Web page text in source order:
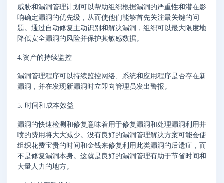
威胁和漏洞管理计划可以帮助组织根据漏洞的严重性和潜在影
响确定漏洞的优先级，从而使他们能够首先关注最关键的问
题。通过自动修复主动识别和解决漏洞，组织可以最大限度地
降低安全漏洞的风险并保护其敏感数据。
4.资产的持续监控
漏洞管理程序可以持续监控网络、系统和应用程序是否存在新
漏洞，并在发现新漏洞时立即向管理员发出警报。
5. 时间和成本效益
漏洞的快速检测和修复意味着用于修复漏洞和处理漏洞利用井
喷的费用将大大减少。没有良好的漏洞管理解决方案可能会使
组织花费宝贵的时间和金钱来修复利用此类漏洞的后遗症，而
不是修复漏洞本身。这就是良好的漏洞管理有助于节省时间和
大量人力的地方。